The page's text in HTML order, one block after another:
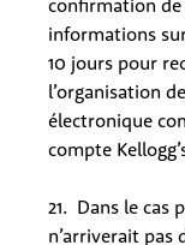
confirmation de
informations
10 jours pour
l’organisation
électronique
compte
21. Dans le cas
n’arriverait pas